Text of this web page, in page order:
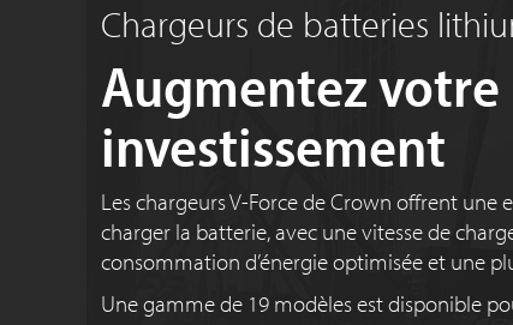
Chargeurs de batteries
Augmentez
investissement
Les chargeurs V-Force de Crown offrent une
charger la batterie, avec une vitesse de
consommation d’énergie optimisée et une
Une gamme de 19 modèles est disponible